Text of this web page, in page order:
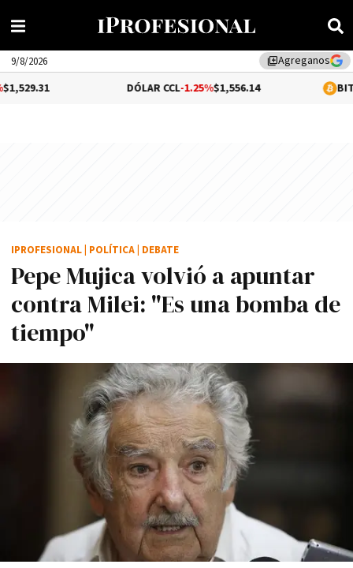
library_addAgreganos
9/8/2026
-1.25%$1,556.14 0.11%
Pepe Mujica volvió a apuntar
contra Milei: "Es una bomba de
tiempo"
IPROFESIONAL POLÍTICA DEBATE